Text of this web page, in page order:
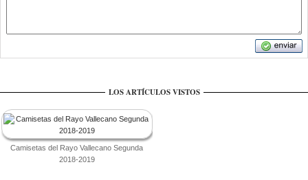
LOS ARTÍCULOS VISTOS
Camisetas del Rayo Vallecano Segunda
2018-2019